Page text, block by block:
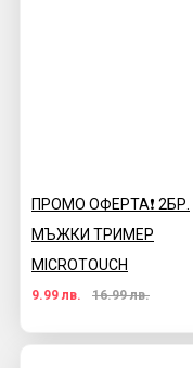
ПРОМО ОФЕРТА❗️ 2БР.
МЪЖКИ ТРИМЕР
MICROTOUCH
9.99 лв. 16.99 лв.